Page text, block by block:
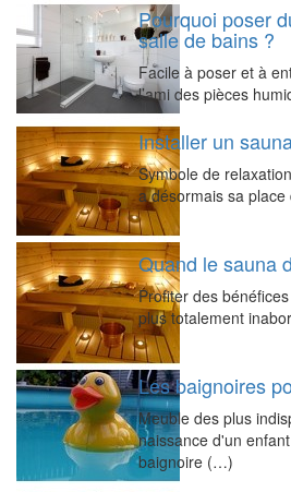
Pourquoi poser
salle de bains ?
Facile à poser et à
l’ami des pièces
Installer un
Symbole de
a désormais sa
Quand le sauna
Profiter des
plus totalement
Les baignoires
Meuble des plus
naissance d'un
baignoire (…)